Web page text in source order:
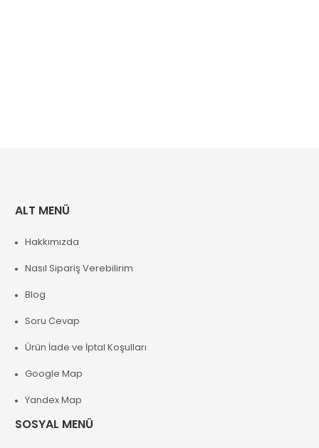
ALT MENÜ
Hakkımızda
Nasıl Sipariş Verebilirim
Blog
Soru Cevap
Ürün İade ve İptal Koşulları
Google Map
Yandex Map
SOSYAL MENÜ